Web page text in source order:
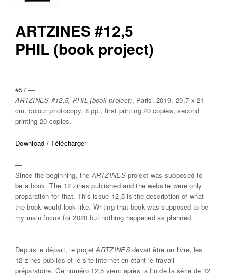
ARTZINES #12,5
PHIL (book project)
#57 —
ARTZINES #12,5, PHIL (book project), Paris, 2019, 29,7 x 21
cm, colour photocopy, 8 pp., first printing 20 copies, second
printing 20 copies.
Download / Télécharger
—
Since the beginning, theARTZINESproject was supposed to
be a book. The 12 zines published and the website were only
preparation for that. This issue 12,5 is the description of what
the book would look like. Writing that book was supposed to be
my main focus for 2020 but nothing happened as planned
—
Depuis le départ, le projetARTZINESdevait être un livre, les
12 zines publiés et le site internet en étant le travail
préparatoire. Ce numéro 12,5 vient après la fin de la série de 12